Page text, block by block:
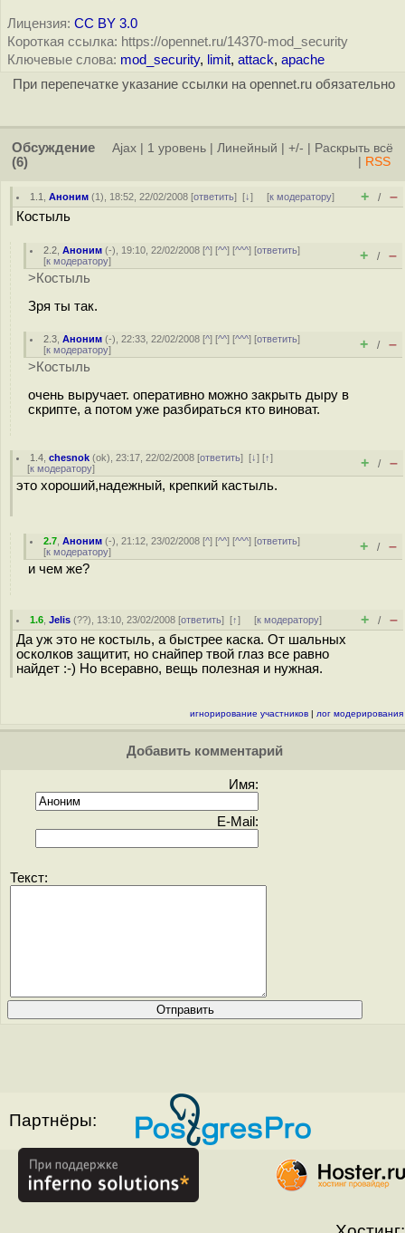
Лицензия: CC BY 3.0
Короткая ссылка: https://opennet.ru/14370-mod_security
Ключевые слова: mod_security, limit, attack, apache
При перепечатке указание ссылки на opennet.ru обязательно
Обсуждение
(6)
Ajax 1 уровень Линейный +/-
Раскрыть всё
RSS
1.1 ,Аноним (1), 18:52, 22/02/2008 [ответить][↓] [к модератору] + / –
Костыль
2.2 ,Аноним (-), 19:10, 22/02/2008 [^] [^^] [^^^] [ответить]
[к модератору] + / –
>Костыль
Зря ты так.
2.3 ,Аноним (-), 22:33, 22/02/2008 [^] [^^] [^^^] [ответить]
[к модератору] + / –
>Костыль
очень выручает. оперативно можно закрыть дыру в
скрипте, а потом уже разбираться кто виноват.
1.4 ,chesnok (ok), 23:17, 22/02/2008 [ответить][↓] [↑]
[к модератору] + / –
это хороший,надежный, крепкий кастыль.
2.7 ,Аноним (-), 21:12, 23/02/2008 [^] [^^] [^^^] [ответить]
[к модератору] + / –
и чем же?
1.6 ,Jelis (??), 13:10, 23/02/2008 [ответить][↑] [к модератору] + / –
Да уж это не костыль, а быстрее каска. От шальных
осколков защитит, но снайпер твой глаз все равно
найдет :-) Но всеравно, вещь полезная и нужная.
игнорирование участников | лог модерирования
Добавить комментарий
Имя:
E-Mail:
Текст:
Партнёры: